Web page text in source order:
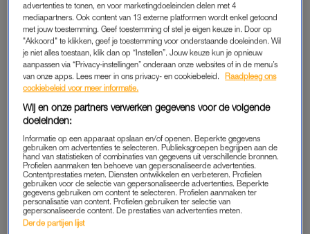
versie van zichzelf” wil zijn. Waarom hij daar zo fanatiek mee
bezig is, wil hij niets over kwijt. “Ik ben met iets bezig waar ik
helaas nog niet veel over kan zeggen.”
Alleen al het afgelopen jaar raakte hij zo’n tien tot twaalf kilo
kwijt. Inmiddels zou hij zijn “plateau” hebben bereikt en is het
tijd voor een nieuwe aanpak. “Nu gaan we spier opbouwen”,
zo vertelt hij. Al houdt hij daarna gauw zijn mond. “Maar als ik
nu te veel zeg, dan heb ik het weer verklapt!”
INJECTIES
Eén ding wil de zanger nog wel kwijt over zijn afvalrace: hij
maakt geen gebruik van
een prik
advertenties te tonen, en voor marketingdoeleinden delen met 4
mediapartners. Ook content van 13 externe platformen wordt enkel getoond
met jouw toestemming. Geef toestemming of stel je eigen keuze in. Door op
"Akkoord" te klikken, geef je toestemming voor onderstaande doeleinden. Wil
je niet alles toestaan, klik dan op “Instellen”. Jouw keuze kun je opnieuw
aanpassen via “Privacy-instellingen” onderaan onze websites of in de menu’s
van onze apps. Lees meer in ons privacy- en cookiebeleid.
Raadpleeg ons
cookiebeleid voor meer informatie.
Wij en onze partners verwerken gegevens voor de volgende
doeleinden:
Informatie op een apparaat opslaan en/of openen. Beperkte gegevens
gebruiken om advertenties te selecteren. Publieksgroepen begrijpen aan de
hand van statistieken of combinaties van gegevens uit verschillende bronnen.
Profielen aanmaken ten behoeve van gepersonaliseerde advertenties.
Contentprestaties meten. Diensten ontwikkelen en verbeteren. Profielen
gebruiken voor de selectie van gepersonaliseerde advertenties. Beperkte
gegevens gebruiken om content te selecteren. Profielen aanmaken ter
personalisatie van content. Profielen gebruiken ter selectie van
gepersonaliseerde content. De prestaties van advertenties meten.
Derde partijen lijst